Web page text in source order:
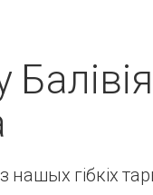
гібкіх